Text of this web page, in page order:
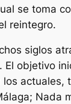
se toma
reintegro.
siglos
objetivo
Nada